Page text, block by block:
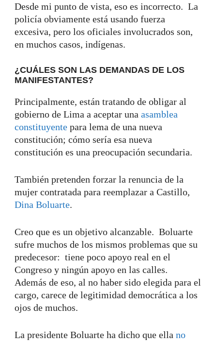
Desde mi punto de vista, eso es incorrecto. La
policía obviamente está usando fuerza
excesiva, pero los oficiales involucrados son,
en muchos casos, indígenas.
¿CUÁLES SON LAS DEMANDAS DE LOS
MANIFESTANTES?
Principalmente, están tratando de obligar al
gobierno de Lima a aceptar una asamblea
constituyente para lema de una nueva
constitución; cómo sería esa nueva
constitución es una preocupación secundaria.
También pretenden forzar la renuncia de la
mujer contratada para reemplazar a Castillo,
Dina Boluarte.
Creo que es un objetivo alcanzable. Boluarte
sufre muchos de los mismos problemas que su
predecesor: tiene poco apoyo real en el
Congreso y ningún apoyo en las calles.
Además de eso, al no haber sido elegida para el
cargo, carece de legitimidad democrática a los
ojos de muchos.
La presidente Boluarte ha dicho que ella no